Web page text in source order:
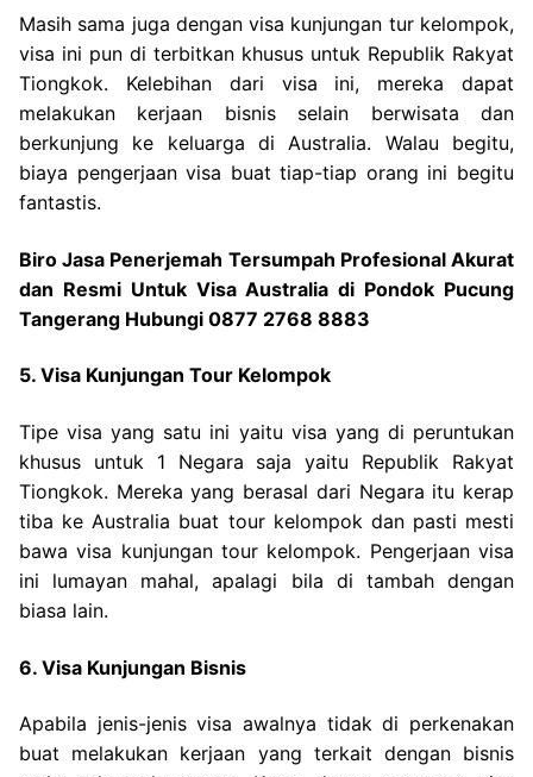
Masih sama juga dengan visa kunjungan tur kelompok,
visa ini pun di terbitkan khusus untuk Republik Rakyat
Tiongkok. Kelebihan dari visa ini, mereka dapat
melakukan kerjaan bisnis selain berwisata dan
berkunjung ke keluarga di Australia. Walau begitu,
biaya pengerjaan visa buat tiap-tiap orang ini begitu
fantastis.
Biro Jasa Penerjemah Tersumpah Profesional Akurat
dan Resmi Untuk Visa Australia di Pondok Pucung
Tangerang Hubungi 0877 2768 8883
5. Visa Kunjungan Tour Kelompok
Tipe visa yang satu ini yaitu visa yang di peruntukan
khusus untuk 1 Negara saja yaitu Republik Rakyat
Tiongkok. Mereka yang berasal dari Negara itu kerap
tiba ke Australia buat tour kelompok dan pasti mesti
bawa visa kunjungan tour kelompok. Pengerjaan visa
ini lumayan mahal, apalagi bila di tambah dengan
biasa lain.
6. Visa Kunjungan Bisnis
Apabila jenis-jenis visa awalnya tidak di perkenakan
buat melakukan kerjaan yang terkait dengan bisnis